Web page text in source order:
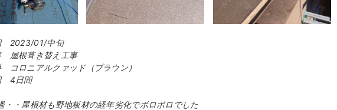
2023/01/中旬
屋根葺き替え工事
ロニアルクァッド（ブラウン）
4日間
・・屋根材も野地板材の経年劣化でボロボロでした